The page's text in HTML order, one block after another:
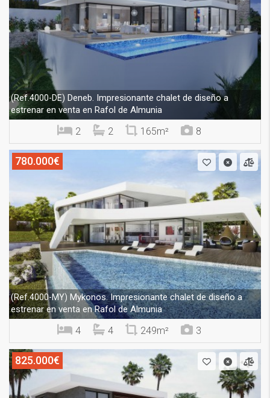
(Ref.4000-DE) Deneb. Impresionante chalet de diseño a
estrenar en venta en Rafol de Almunia
2 2 165m² 8
780.000€
(Ref.4000-MY) Mykonos. Impresionante chalet de diseño a
estrenar en venta en Rafol de Almunia
4 4 249m² 3
825.000€